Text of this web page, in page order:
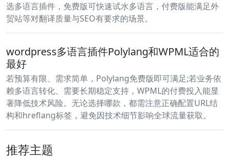
选多语言插件，免费版可快速试水多语言，付费版能满足外
贸站等对翻译质量与SEO有要求的场景。
wordpress多语言插件Polylang和WPML适合的
最好
若预算有限、需求简单，Polylang免费版即可满足;若业务依
赖多语言转化、需要长期稳定支持，WPML的付费投入能显
著降低技术风险。无论选择哪款，都需注意正确配置URL结
构和hreflang标签，避免因技术细节影响全球流量获取。
推荐主题